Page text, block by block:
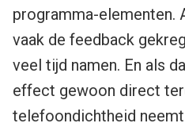
programma-elementen.
vaak de feedback
veel tijd namen. En als
effect gewoon direct
telefoondichtheid